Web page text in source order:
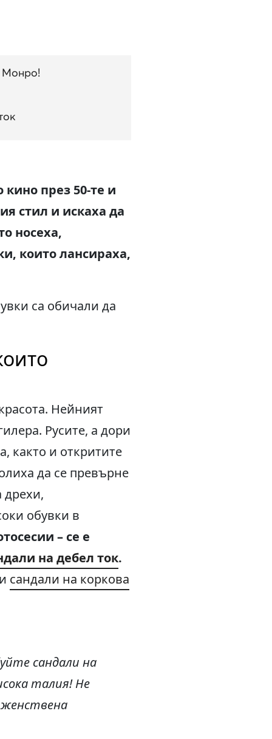
Монро!
през 50-те и
стил и искаха да
носеха,
които лансираха,
са обичали да
Нейният
Русите, а дори
както и откритите
да се превърне
дрехи,
обувки в
– се е
на дебел ток.
сандали на коркова
сандали на
талия! Не
женствена